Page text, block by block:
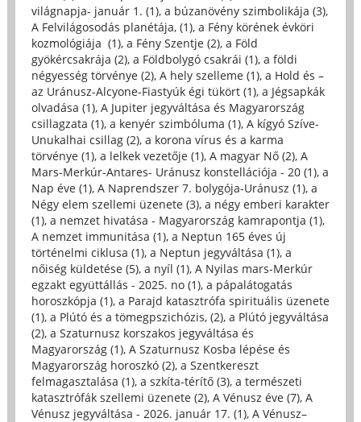
világnapja- január 1. (1), a búzanövény szimbolikája (3),
A Felvilágosodás planétája, (1), a Fény körének évköri
kozmológiája (1), a Fény Szentje (2), a Föld
gyökércsakrája (2), a Földbolygó csakrái (1), a földi
négyesség törvénye (2), A hely szelleme (1), a Hold és –
az Uránusz-Alcyone-Fiastyúk égi tükört (1), a Jégsapkák
olvadása (1), A Jupiter jegyváltása és Magyarország
csillagzata (1), a kenyér szimbóluma (1), A kígyó Szíve-
Unukalhai csillag (2), a korona vírus és a karma
törvénye (1), a lelkek vezetője (1), A magyar Nő (2), A
Mars-Merkúr-Antares- Uránusz konstellációja - 20 (1), a
Nap éve (1), A Naprendszer 7. bolygója-Uránusz (1), a
Négy elem szellemi üzenete (3), a négy emberi karakter
(1), a nemzet hivatása - Magyarország kamrapontja (1),
A nemzet immunitása (1), a Neptun 165 éves új
történelmi ciklusa (1), a Neptun jegyváltása (1), a
nőiség küldetése (5), a nyíl (1), A Nyilas mars-Merkúr
egzakt együttállás - 2025. no (1), a pápalátogatás
horoszkópja (1), a Parajd katasztrófa spirituális üzenete
(1), a Plútó és a tömegpszichózis, (2), a Plútó jegyváltása
(2), a Szaturnusz korszakos jegyváltása és
Magyarország (1), A Szaturnusz Kosba lépése és
Magyarország horoszkó (2), a Szentkereszt
felmagasztalása (1), a szkíta-térítő (3), a természeti
katasztrófák szellemi üzenete (2), A Vénusz éve (7), A
Vénusz jegyváltása - 2026. január 17. (1), A Vénusz–